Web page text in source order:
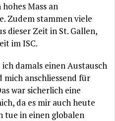
Mass an
Zudem stammen viele
dieser Zeit in St. Gallen,
im ISC.
damals einen Austausch
anschliessend für
war sicherlich eine
da es mir auch heute
tue in einen globalen